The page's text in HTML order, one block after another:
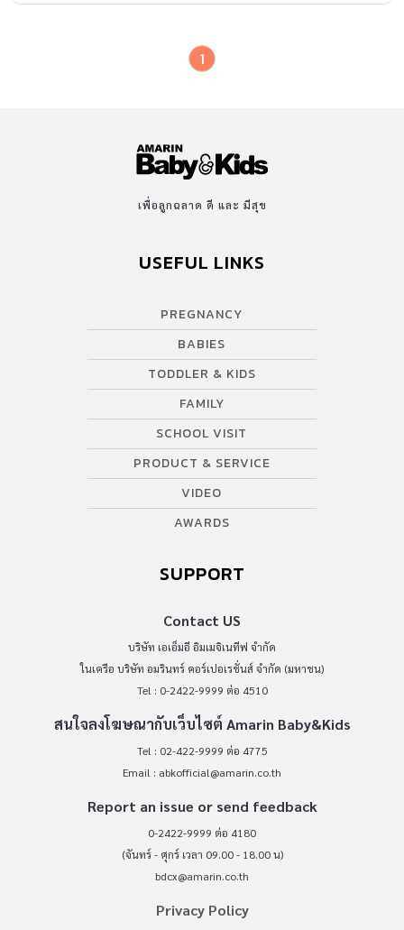
1
เพื่อลูกฉลาด ดี และ มีสุข
USEFUL LINKS
PREGNANCY
BABIES
TODDLER & KIDS
FAMILY
SCHOOL VISIT
PRODUCT & SERVICE
VIDEO
AWARDS
SUPPORT
Contact US
บริษัท เอเอ็มอี อิมเมจิเนทีฟ จำกัด
ในเครือ บริษัท อมรินทร์ คอร์เปอเรชั่นส์ จำกัด (มหาชน)
Tel : 0-2422-9999 ต่อ 4510
สนใจลงโฆษณากับเว็บไซต์ Amarin Baby&Kids
Tel : 02-422-9999 ต่อ 4775
Email : abkofficial@amarin.co.th
Report an issue or send feedback
0-2422-9999 ต่อ 4180
(จันทร์ - ศุกร์ เวลา 09.00 - 18.00 น)
bdcx@amarin.co.th
Privacy Policy